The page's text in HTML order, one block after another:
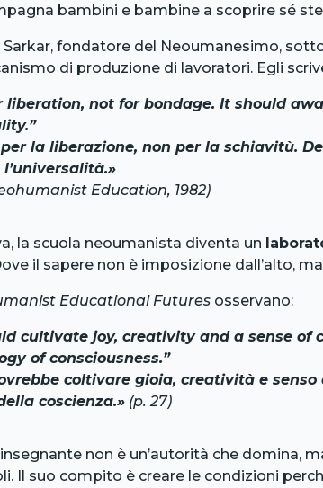
bambini e bambine a scoprire sé
Sarkar, fondatore del Neoumanesimo,
di produzione di lavoratori. Egli
liberation, not for bondage. It should
per la liberazione, non per la schiavitù.
Education, 1982)
la scuola neoumanista diventa un
il sapere non è imposizione dall’alto,
Educational Futures osservano:
cultivate joy, creativity and a sense
of consciousness.”
coltivare gioia, creatività e
coscienza.» (p. 27)
non è un’autorità che domina,
Il suo compito è creare le condizioni